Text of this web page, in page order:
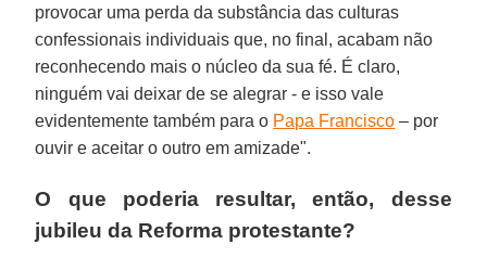
provocar uma perda da substância das culturas
confessionais individuais que, no final, acabam não
reconhecendo mais o núcleo da sua fé. É claro,
ninguém vai deixar de se alegrar - e isso vale
evidentemente também para o Papa Francisco – por
ouvir e aceitar o outro em amizade".
O que poderia resultar, então, desse
jubileu da Reforma protestante?